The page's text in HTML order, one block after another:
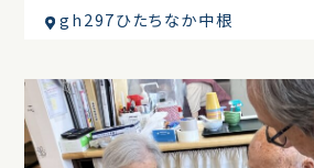
gh297ひたちなか中根